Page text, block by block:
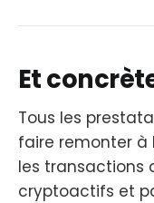
Et
Tous les
faire remonter
les transactions
cryptoactifs et